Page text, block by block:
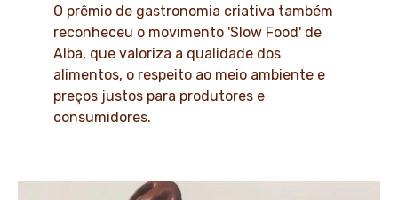
O prêmio de gastronomia criativa também
reconheceu o movimento 'Slow Food' de
Alba, que valoriza a qualidade dos
alimentos, o respeito ao meio ambiente e
preços justos para produtores e
consumidores.